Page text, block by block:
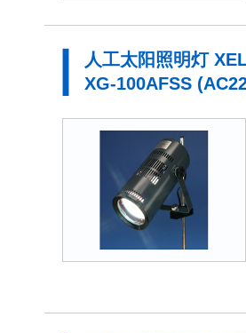
人工太阳照明灯
XG-100AFSS